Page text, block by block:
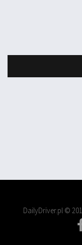
DailyDriver.pl ©